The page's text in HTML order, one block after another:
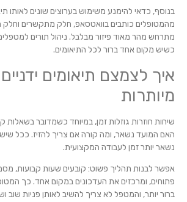
בנוסף, כדאי להימנע משימוש בערוצים שונים לאותו
מהמטופלים כותבים בוואטסאפ, חלק מתקשרים וחלק
מתרחש מהר מאוד פיזור מבלבל. ניהול תורים
כשיש מקום אחד ברור לכל התיאומים.
איך לצמצם תיאומים
מיותרות
שיחות חוזרות גוזלות זמן, במיוחד כשמדובר בשאלות
האם המועד נשאר, ומה קורה אם צריך להזיז. ככל שיש
נשאר יותר זמן לעבודה המקצועית.
אפשר לבנות תהליך פשוט: קובעים שעות קבועות,
פתוחים, ומרכזים את העדכונים במקום אחד. כך
ברור יותר, והמטפל לא צריך להשיב לאותן פניות שוב